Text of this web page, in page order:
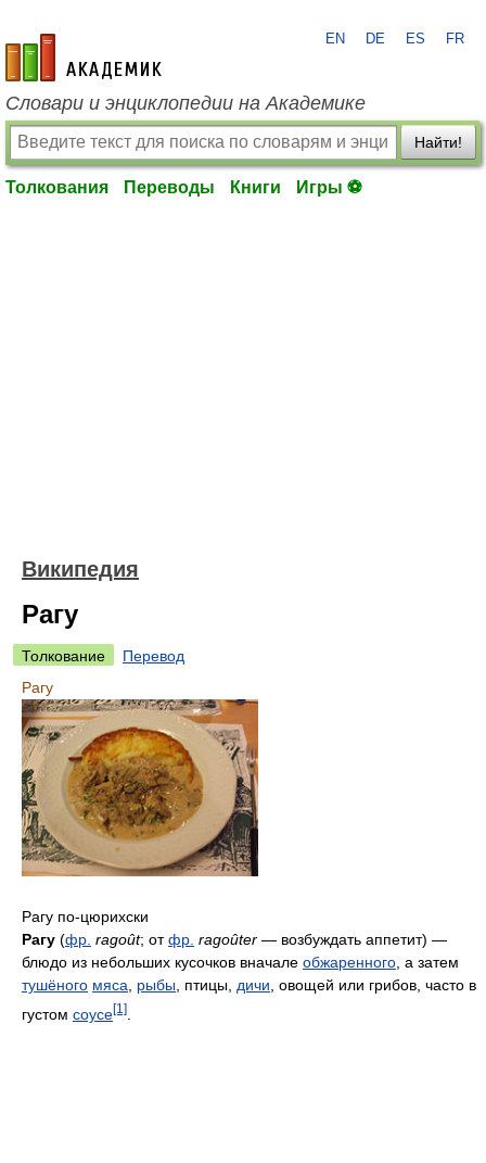
academic.ru
EN DE ES FR
Словари и энциклопедии на Академике
Найти!
Толкования Переводы Книги Игры ⚽
Википедия
Рагу
Толкование
Перевод
Рагу
Рагу по-цюрихски
Рагу (фр. ragoût; отфр. ragoûter — возбуждать аппетит) —
блюдо из небольших кусочков вначале обжаренного , а затем
тушёного мяса рыбы , птицы, дичи , овощей или грибов, часто в
густом соусе[1]